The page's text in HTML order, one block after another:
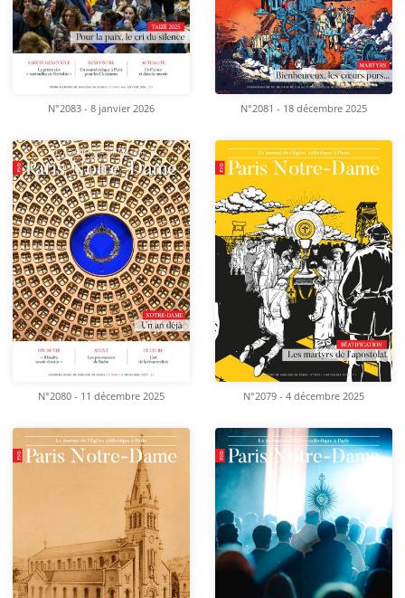
N°2083 - 8 janvier 2026 N°2081 - 18 décembre 2025
N°2080 - 11 décembre 2025 N°2079 - 4 décembre 2025